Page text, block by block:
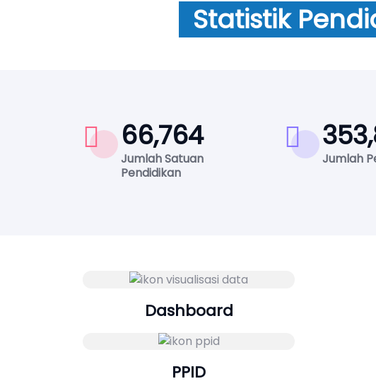
Statistik
66,764
Jumlah Satuan
Pendidikan
Jumlah
Dashboard
PPID